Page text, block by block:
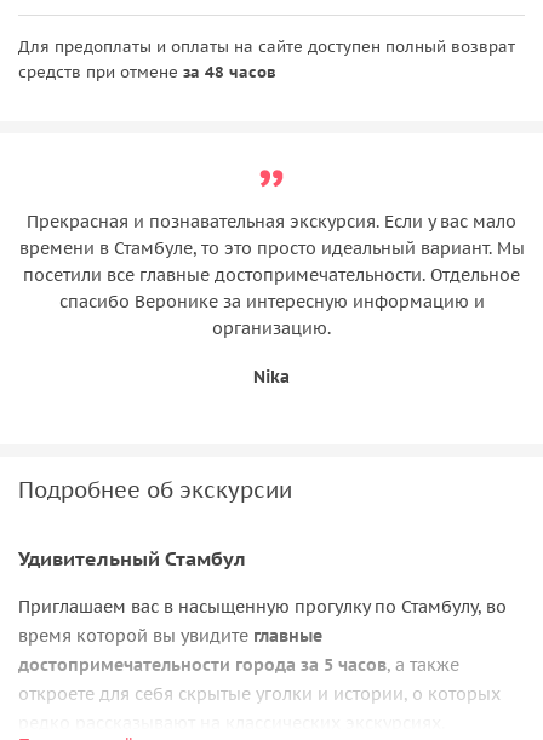
Для предоплаты и оплаты на сайте доступен полный возврат
средств при отмене за 48 часов
Прекрасная и познавательная экскурсия. Если у вас мало
времени в Стамбуле, то это просто идеальный вариант. Мы
посетили все главные достопримечательности. Отдельное
спасибо Веронике за интересную информацию и
организацию.
Nika
Подробнее об экскурсии
Удивительный Стамбул
Приглашаем вас в насыщенную прогулку по Стамбулу, во
время которой вы увидите главные
достопримечательности города за 5 часов, а также
откроете для себя скрытые уголки и истории, о которых